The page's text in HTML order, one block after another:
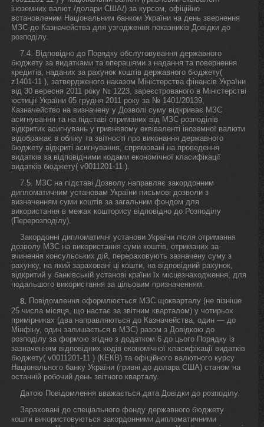
іноземних валют /долари США/) за курсом, офіційно
встановленим Національним банком України на день звернення
МЗС до Казначейства для узгодження показників Довідки до
розподілу.
7.4. Відповідно до Порядку обслуговування державного
бюджету за видатками та операціями з надання та повернення
кредитів, наданих за рахунок коштів державного бюджету(
z1401-11 ), затвердженого наказом Міністерства фінансів України
від 30 вересня 2011 року № 1223, зареєстрованого в Міністерстві
юстиції України 05 грудня 2011 року за № 1401/20139,
Казначейство на визначену у Дозволі суму відкриває МЗС
асигнування та на підставі отриманих від МЗС розподілів
відкритих асигнувань у гривневому еквіваленті іноземної валюти
відображає в обліку та звітності про виконання державного
бюджету відкриті асигнування, спрямовані на проведення
видатків за відповідними кодами економічної класифікації
видатків бюджету( v0011201-11 ).
7.5. МЗС на підставі Дозволу направляє закордонним
дипломатичним установам України письмові дозволи з
визначенням суми коштів за загальним фондом для
використання в межах кошторису відповідно до Розподілу
(Перерозподілу).
Закордонні дипломатичні установи України після отримання
дозволу МЗС на використання суми коштів, отриманих за
вчинення консульських дій, перераховують зазначену суму з
рахунку, на який зараховані ці кошти, на відповідний рахунок,
відкритий у банківській установі країни їх місцезнаходження, для
подальшого використання за цільовим призначенням.
8. Повідомлення оформлюється МЗС щокварталу (не пізніше
25 числа місяця, що настає за звітним кварталом) у чотирьох
примірниках (два направляються до Казначейства, один — до
Мінфіну, один залишається в МЗС) разом з Довідкою до
розподілу за формою згідно з додатком 6 до цього Порядку із
зазначенням відповідних кодів економічної класифікації видатків
бюджету( v0011201-11 ) (КЕКВ) та офіційного валютного курсу
Національного банку України (гривні до долара США) станом на
останній робочий день звітного кварталу.
Датою Повідомлення вважається дата Довідки до розподілу.
Зараховані до спеціального фонду державного бюджету
кошти використовуються закордонними дипломатичними